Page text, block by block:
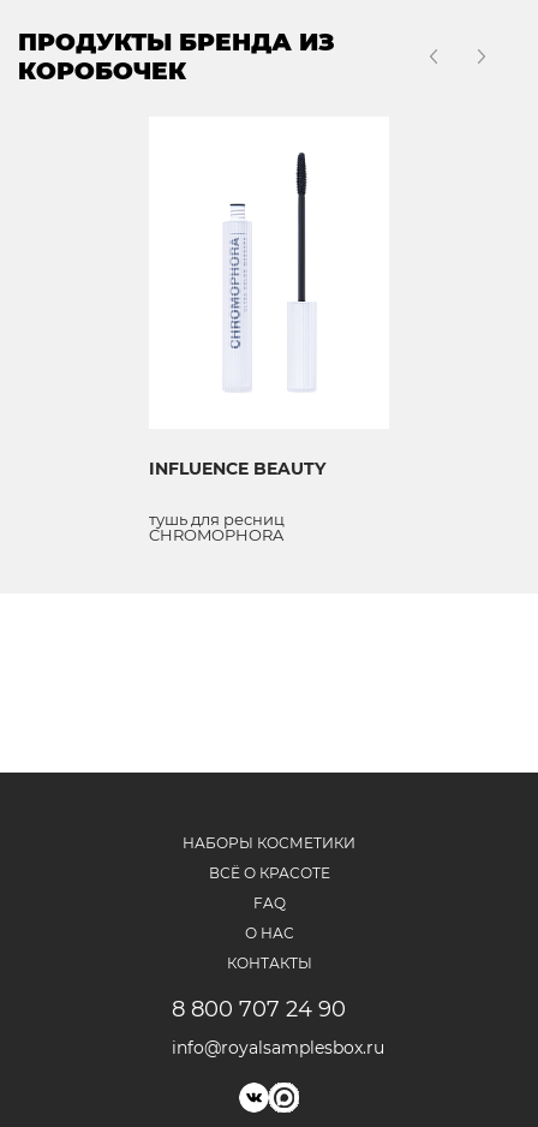
ПРОДУКТЫ БРЕНДА ИЗ
КОРОБОЧЕК
INFLUENCE BEAUTY
тушь для ресниц
CHROMOPHORA
НАБОРЫ КОСМЕТИКИ
ВСЁ О КРАСОТЕ
FAQ
О НАС
КОНТАКТЫ
8 800 707 24 90
info@royalsamplesbox.ru